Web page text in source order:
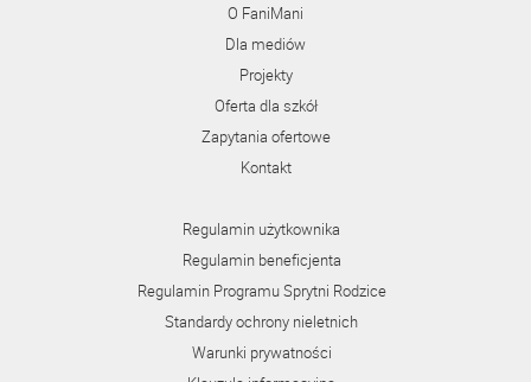
O FaniMani
Dla mediów
Projekty
Oferta dla szkół
Zapytania ofertowe
Kontakt
Regulamin użytkownika
Regulamin beneficjenta
Regulamin Programu Sprytni Rodzice
Standardy ochrony nieletnich
Warunki prywatności